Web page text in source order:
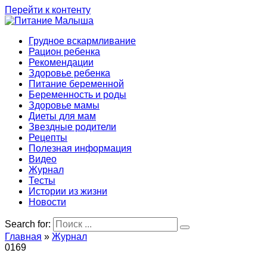
Перейти к контенту
Грудное вскармливание
Рацион ребенка
Рекомендации
Здоровье ребенка
Питание беременной
Беременность и роды
Здоровье мамы
Диеты для мам
Звездные родители
Рецепты
Полезная информация
Видео
Журнал
Тесты
Истории из жизни
Новости
Search for:
Главная » Журнал
0169